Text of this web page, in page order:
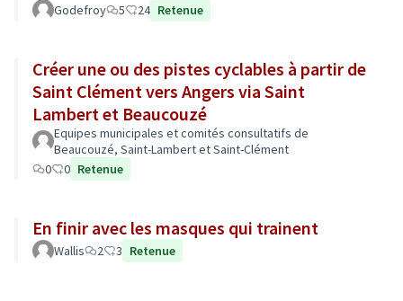
Godefroy 5 24 Retenue
Créer une ou des pistes cyclables à partir de
Saint Clément vers Angers via Saint
Lambert et Beaucouzé
Equipes municipales et comités consultatifs de
Beaucouzé, Saint-Lambert et Saint-Clément
0
0 Retenue
En finir avec les masques qui trainent
Wallis 2 3 Retenue